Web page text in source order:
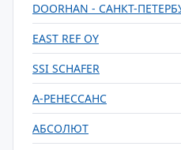
DOORHAN - САНКТ-
EAST REF OY
SSI SCHAFER
А-РЕНЕССАНС
АБСОЛЮТ